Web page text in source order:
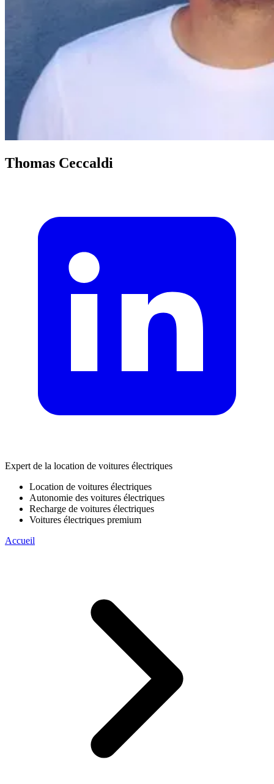
Thomas Ceccaldi
Expert de la location de voitures électriques
Location de voitures électriques
Autonomie des voitures électriques
Recharge de voitures électriques
Voitures électriques premium
Accueil